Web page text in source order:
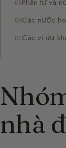
Các nước
Các ví dụ
nhà